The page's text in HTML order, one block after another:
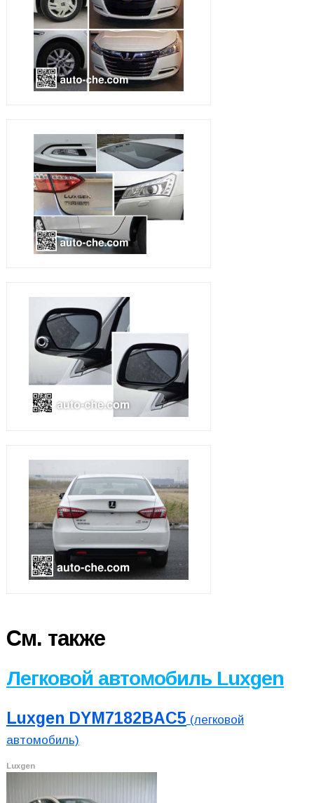
См. также
Легковой автомобиль Luxgen
Luxgen DYM7182BAC5 (легковой
автомобиль)
Luxgen